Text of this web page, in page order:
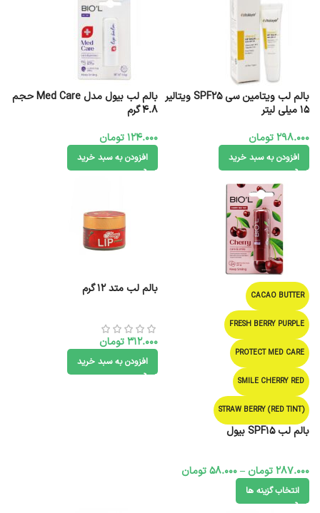
بالم لب ویتامین سی SPF25 ویتالیر
15 میلی لیتر
298.000تومان
افزودن به سبد خرید
بالم لب بیول مدل Med Care حجم
4.8 گرم
124.000تومان
افزودن به سبد خرید
CACAO BUTTER
FRESH BERRY PURPLE
PROTECT MED CARE
SMILE CHERRY RED
STRAW BERRY (RED TINT)
بالم لب SPF15 بیول
287.000تومان –
58.000تومان
انتخاب گزینه ها
بالم لب متد 12 گرم
312.000تومان
افزودن به سبد خرید